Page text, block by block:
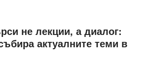
не лекции, а диалог:
актуалните теми в